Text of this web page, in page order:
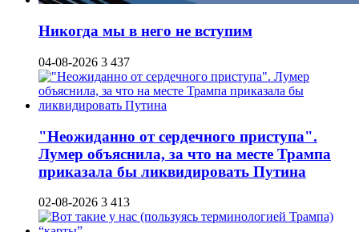
Никогда мы в него не вступим
04-08-2026 3 437
"Неожиданно от сердечного приступа".
Лумер объяснила, за что на месте Трампа
приказала бы ликвидировать Путина
02-08-2026 3 413